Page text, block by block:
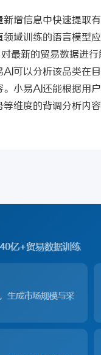
增信息中快速提取
领域训练的语言模型
最新的贸易数据进
AI可以分析该品类在
小易AI还能根据用
维度的背调分析内